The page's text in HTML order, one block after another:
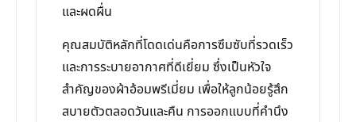
และผดผื่น
คุณสมบัติหลักที่โดดเด่นคือการซึมซับที่รวดเร็ว
และการระบายอากาศที่ดีเยี่ยม ซึ่งเป็นหัวใจ
สำคัญของผ้าอ้อมพรีเมี่ยม เพื่อให้ลูกน้อยรู้สึก
สบายตัวตลอดวันและคืน การออกแบบที่คำนึง